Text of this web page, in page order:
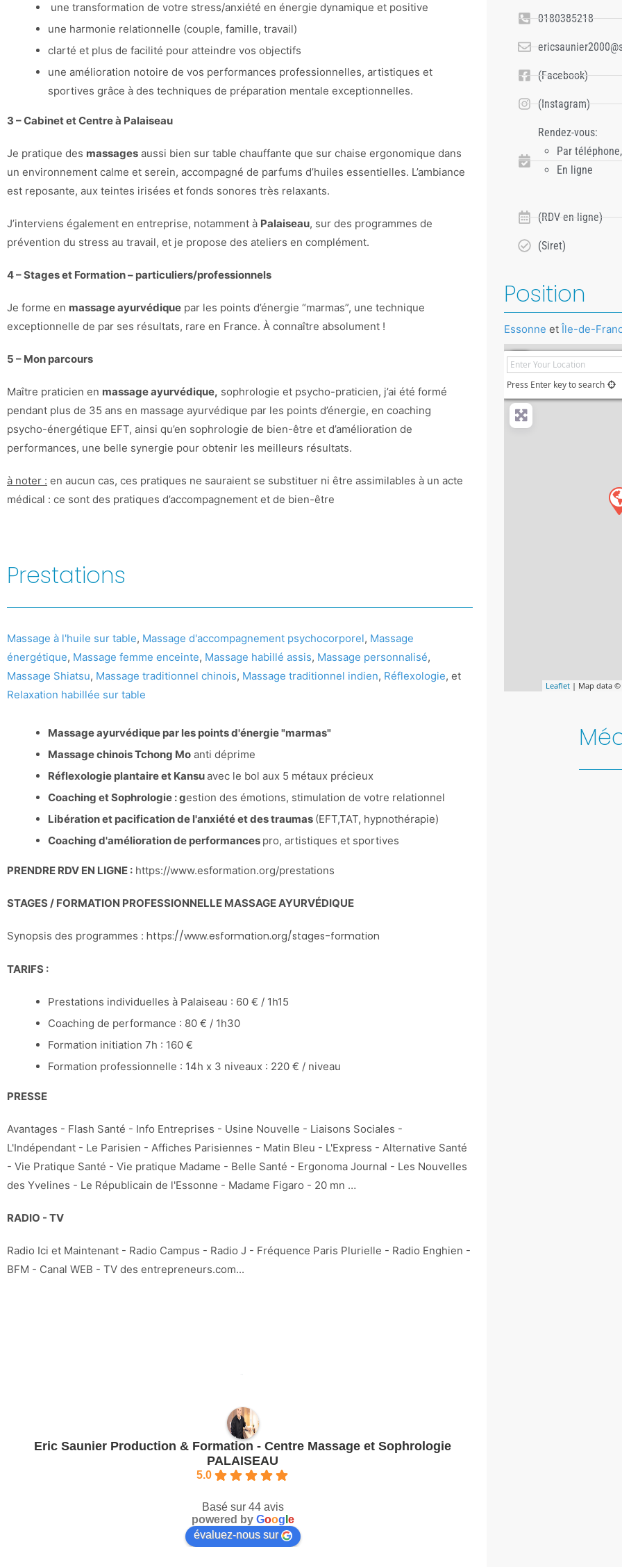
une transformation de votre stress/anxiété en énergie dynamique et positive
une harmonie relationnelle (couple, famille, travail)
clarté et plus de facilité pour atteindre vos objectifs
une amélioration notoire de vos performances professionnelles, artistiques et
sportives grâce à des techniques de préparation mentale exceptionnelles.
3 – Cabinet et Centre à Palaiseau
Je pratique des massages aussi bien sur table chauffante que sur chaise ergonomique dans
un environnement calme et serein, accompagné de parfums d’huiles essentielles. L’ambiance
est reposante, aux teintes irisées et fonds sonores très relaxants.
J’interviens également en entreprise, notamment à Palaiseau, sur des programmes de
prévention du stress au travail, et je propose des ateliers en complément.
4 – Stages et Formation – particuliers/professionnels
Je forme en massage ayurvédique par les points d’énergie “marmas”, une technique
exceptionnelle de par ses résultats, rare en France. À connaître absolument !
5 – Mon parcours
Maître praticien en massage ayurvédique, sophrologie et psycho-praticien, j’ai été formé
pendant plus de 35 ans en massage ayurvédique par les points d’énergie, en coaching
psycho-énergétique EFT, ainsi qu’en sophrologie de bien-être et d’amélioration de
performances, une belle synergie pour obtenir les meilleurs résultats.
à noter : en aucun cas, ces pratiques ne sauraient se substituer ni être assimilables à un acte
médical : ce sont des pratiques d’accompagnement et de bien-être
Prestations
Massage à l'huile sur table, Massage d'accompagnement psychocorporel, Massage
énergétique, Massage femme enceinte, Massage habillé assis, Massage personnalisé,
Massage Shiatsu, Massage traditionnel chinois, Massage traditionnel indien, Réflexologie, et
Relaxation habillée sur table
Massage ayurvédique par les points d'énergie "marmas"
Massage chinois Tchong Mo anti déprime
Réflexologie plantaire et Kansuavec le bol aux 5 métaux précieux
Coaching et Sophrologie : gestion des émotions, stimulation de votre relationnel
Libération et pacification de l'anxiété et des traumas (EFT,TAT, hypnothérapie)
Coaching d'amélioration de performances pro, artistiques et sportives
PRENDRE RDV EN LIGNE : https://www.esformation.org/prestations
STAGES / FORMATION PROFESSIONNELLE MASSAGE AYURVÉDIQUE
Synopsis des programmes : https://www.esformation.org/stages-formation
TARIFS :
Prestations individuelles à Palaiseau : 60 € / 1h15
Coaching de performance : 80 € / 1h30
Formation initiation 7h : 160 €
Formation professionnelle : 14h x 3 niveaux : 220 € / niveau
PRESSE
Avantages - Flash Santé - Info Entreprises - Usine Nouvelle - Liaisons Sociales -
L'Indépendant - Le Parisien - Affiches Parisiennes - Matin Bleu - L'Express - Alternative Santé
- Vie Pratique Santé - Vie pratique Madame - Belle Santé - Ergonoma Journal - Les Nouvelles
des Yvelines - Le Républicain de l'Essonne - Madame Figaro - 20 mn …
RADIO - TV
Radio Ici et Maintenant - Radio Campus - Radio J - Fréquence Paris Plurielle - Radio Enghien -
BFM - Canal WEB - TV des entrepreneurs.com...
Eric Saunier Production & Formation - Centre Massage et Sophrologie
PALAISEAU
5.0
Basé sur 44 avis
powered by Goog e
évaluez-nous sur
0180385218
(Facebook)
(Instagram)
Rendez-vous:
Par téléphone,
En ligne
(RDV en ligne)
(Siret)
Position
Essonne etÎle-de-
+
−
Press Enter key to search
Leaflet | Map data